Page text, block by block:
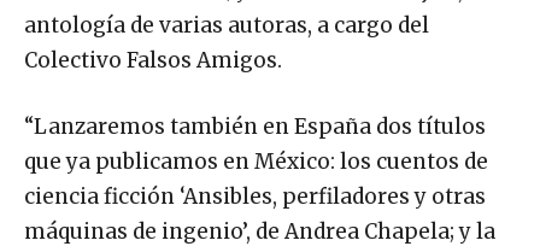
antología de varias autoras, a cargo del
Colectivo Falsos Amigos.
“Lanzaremos también en España dos títulos
que ya publicamos en México: los cuentos de
ciencia ficción ‘Ansibles, perfiladores y otras
máquinas de ingenio’, de Andrea Chapela; y la